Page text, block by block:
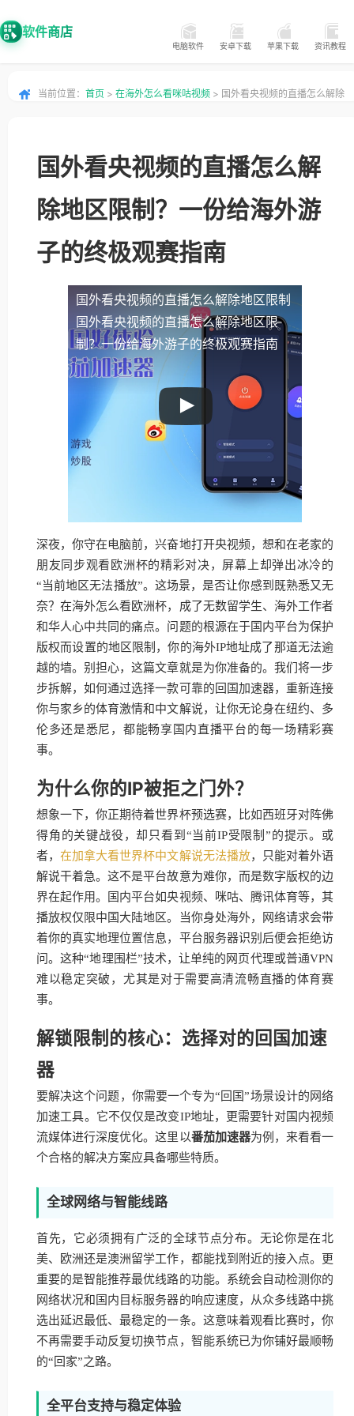
软件商店
电脑软件 安卓下载 苹果下载 资讯教程
当前位置： 首页 > 在海外怎么看咪咕视频 > 国外看央视频的直播怎么解除
国外看央视频的直播怎么解
除地区限制？一份给海外游
子的终极观赛指南
国外看央视频的直播怎么解除地区限制
国外看央视频的直播怎么解除地区限
制？一份给海外游子的终极观赛指南
深夜，你守在电脑前，兴奋地打开央视频，想和在老家的
朋友同步观看欧洲杯的精彩对决，屏幕上却弹出冰冷的
“当前地区无法播放”。这场景，是否让你感到既熟悉又无
奈？在海外怎么看欧洲杯，成了无数留学生、海外工作者
和华人心中共同的痛点。问题的根源在于国内平台为保护
版权而设置的地区限制，你的海外IP地址成了那道无法逾
越的墙。别担心，这篇文章就是为你准备的。我们将一步
步拆解，如何通过选择一款可靠的回国加速器，重新连接
你与家乡的体育激情和中文解说，让你无论身在纽约、多
伦多还是悉尼，都能畅享国内直播平台的每一场精彩赛
事。
为什么你的IP被拒之门外？
想象一下，你正期待着世界杯预选赛，比如西班牙对阵佛
得角的关键战役，却只看到“当前IP受限制”的提示。或
者，在加拿大看世界杯中文解说无法播放，只能对着外语
解说干着急。这不是平台故意为难你，而是数字版权的边
界在起作用。国内平台如央视频、咪咕、腾讯体育等，其
播放权仅限中国大陆地区。当你身处海外，网络请求会带
着你的真实地理位置信息，平台服务器识别后便会拒绝访
问。这种“地理围栏”技术，让单纯的网页代理或普通VPN
难以稳定突破，尤其是对于需要高清流畅直播的体育赛
事。
解锁限制的核心：选择对的回国加速
器
要解决这个问题，你需要一个专为“回国”场景设计的网络
加速工具。它不仅仅是改变IP地址，更需要针对国内视频
流媒体进行深度优化。这里以番茄加速器为例，来看看一
个合格的解决方案应具备哪些特质。
全球网络与智能线路
首先，它必须拥有广泛的全球节点分布。无论你是在北
美、欧洲还是澳洲留学工作，都能找到附近的接入点。更
重要的是智能推荐最优线路的功能。系统会自动检测你的
网络状况和国内目标服务器的响应速度，从众多线路中挑
选出延迟最低、最稳定的一条。这意味着观看比赛时，你
不再需要手动反复切换节点，智能系统已为你铺好最顺畅
的“回家”之路。
全平台支持与稳定体验